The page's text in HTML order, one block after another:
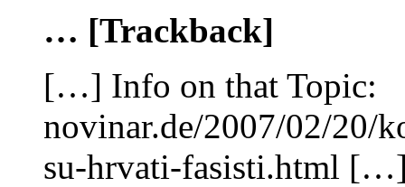
… [Trackback]
[…] Info on that Topic:
novinar.de/2007/02/20/
su-hrvati-fasisti.html